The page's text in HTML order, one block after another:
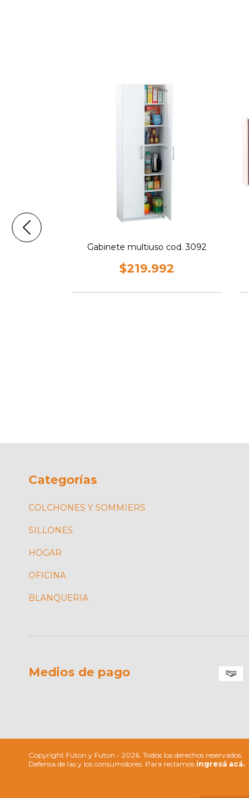
Gabinete multiuso cod. 3092
$219.992
Categorías
COLCHONES Y SOMMIERS
SILLONES
HOGAR
OFICINA
BLANQUERIA
Medios de pago
Copyright Futon y Futon - 2026. Todos los derechos reservados.
Defensa de las y los consumidores. Para reclamos ingresá acá.